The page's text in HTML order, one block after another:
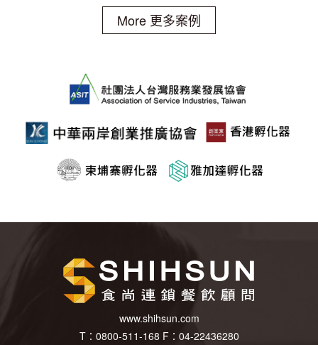
More 更多案例
www.shihsun.com
T： 0800-511-168 F： 04-22436280